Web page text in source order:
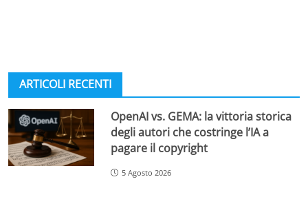
ARTICOLI RECENTI
OpenAI vs. GEMA: la vittoria storica
degli autori che costringe l’IA a
pagare il copyright
5 Agosto 2026